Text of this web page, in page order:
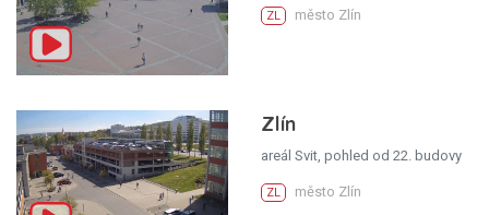
ZL město Zlín
Zlín
areál Svit, pohled od 22. budovy
ZL město Zlín